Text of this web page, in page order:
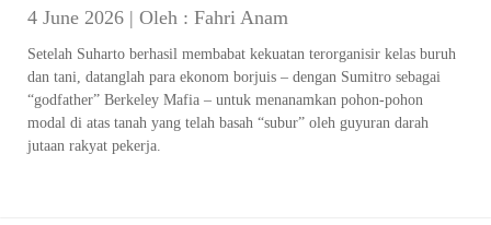
4 June 2026 | Oleh : Fahri Anam
Setelah Suharto berhasil membabat kekuatan terorganisir kelas buruh
dan tani, datanglah para ekonom borjuis – dengan Sumitro sebagai
“godfather” Berkeley Mafia – untuk menanamkan pohon-pohon
modal di atas tanah yang telah basah “subur” oleh guyuran darah
jutaan rakyat pekerja.